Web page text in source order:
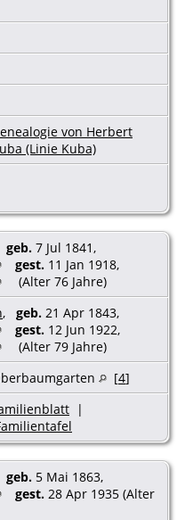
von Herbert
(Linie Kuba)
geb. 7 Jul 1841,
gest. 11 Jan 1918,
(Alter 76 Jahre)
, geb. 21 Apr 1843,
gest. 12 Jun 1922,
(Alter 79 Jahre)
[4]
|
geb. 5 Mai 1863,
gest. 28 Apr 1935 (Alter